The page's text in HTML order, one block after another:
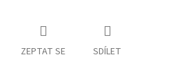
ZEPTAT SE SDÍLET